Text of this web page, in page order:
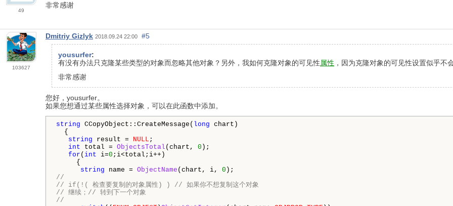
49
非常感谢
103627
Dmitriy Gizlyk 2018.09.24 22:00 #5
yousurfer:
有没有办法只克隆某些类型的对象而忽略其他对象？另外，我如何克隆对象的可见性属性 ，因为克隆对象的可见性设置似乎不
非常感谢
您好，yousurfer。
如果您想通过某些属性选择对象，可以在此函数中添加。
string CCopyObject::CreateMessage( long chart)
{
string result = NULL ;
int total = ObjectsTotal (chart, 0 );
for ( int i=0 ;i<total;i++)
{
string name = ObjectName (chart, i, 0
//
// if(!( 检查要复制的对象属性) ) // 如果你不想复制这个对象
// 继续；// 转到下一个对象
//